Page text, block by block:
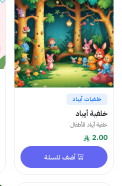
خلفيات أيباد
خلفية أيباد
خلفية أيباد للأطفال
2.00
أضف للسلة